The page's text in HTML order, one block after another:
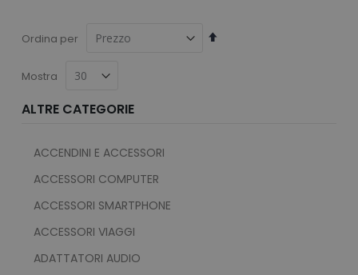
Ordina per
Mostra
ALTRE CATEGORIE
ACCENDINI E ACCESSORI
ACCESSORI COMPUTER
ACCESSORI SMARTPHONE
ACCESSORI VIAGGI
ADATTATORI AUDIO